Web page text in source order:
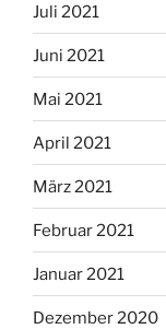
Juli 2021
Juni 2021
Mai 2021
April 2021
März 2021
Februar 2021
Januar 2021
Dezember 2020